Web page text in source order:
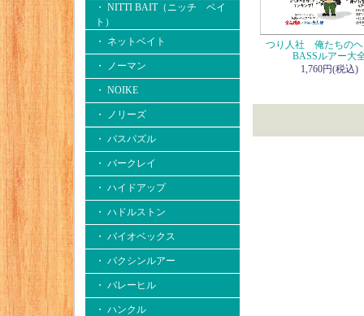
・ NITTI BAIT（ニッチ ベイ
ト）
・ ネットベイト
・ ノーマン
・ NOIKE
・ ノリーズ
・ バスパズル
・ バークレイ
・ ハイドアップ
・ ハドルストン
・ バイオベックス
・ バクシンルアー
・ バレーヒル
・ ハンクル
つり人社 俺たちのヘ
BASSルアー大
1,760円(税込)